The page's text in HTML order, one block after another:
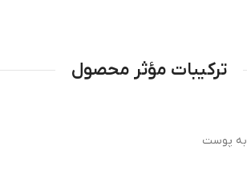
ترکیبات مؤثر محصول
به پوست